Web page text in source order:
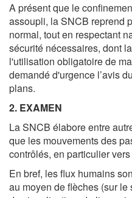
A présent que le
assoupli, la SNCB reprend
normal, tout en respectant
sécurité nécessaires, dont
l'utilisation obligatoire de
demandé d'urgence l’avis
plans.
2. EXAMEN
La SNCB élabore entre
que les mouvements des
contrôlés, en particulier
En bref, les flux humains
au moyen de flèches (sur